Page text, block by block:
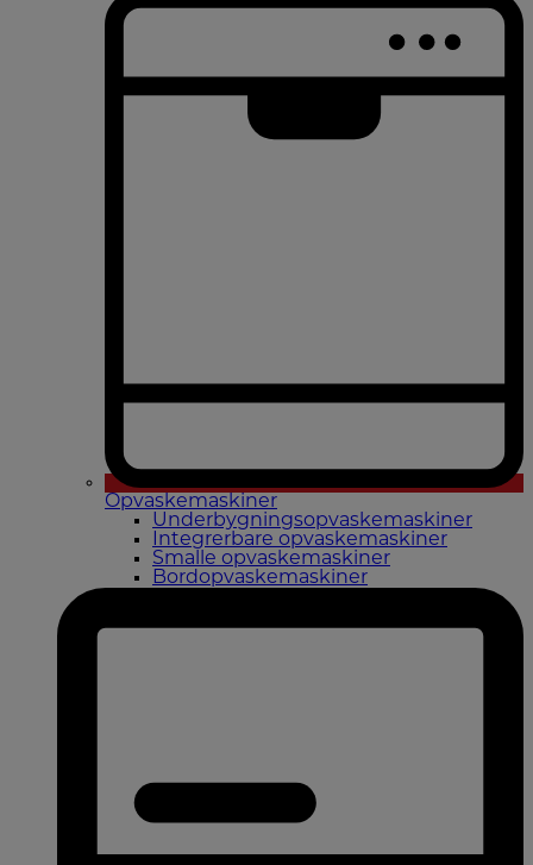
Opvaskemaskiner
Underbygningsopvaskemaskiner
Integrerbare opvaskemaskiner
Smalle opvaskemaskiner
Bordopvaskemaskiner